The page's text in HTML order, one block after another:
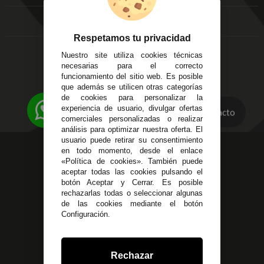
Local 3
Córdoba
14
Alzira - Valencia
C/ Esplugues, 135
Aviso Legal
Devoluciones
Política de Privacidad
Pago Seguro
Terminos y
Condiciones Generales
Políticas de Cookies
623 23 31 98
Atendemos Whatsapp
955 44 45 43/955 44 45 44
info@steielectronica.com
Avenida Plaza de Toros,
Local 3 Écija (Sevilla)
Contacto
Respetamos tu privacidad
Nuestro site utiliza cookies técnicas
necesarias para el correcto
funcionamiento del sitio web. Es posible
que además se utilicen otras categorías
de cookies para personalizar la
experiencia de usuario, divulgar ofertas
comerciales personalizadas o realizar
análisis para optimizar nuestra oferta. El
usuario puede retirar su consentimiento
en todo momento, desde el enlace
«Política de cookies». También puede
aceptar todas las cookies pulsando el
botón Aceptar y Cerrar. Es posible
rechazarlas todas o seleccionar algunas
de las cookies mediante el botón
Configuración.
Rechazar